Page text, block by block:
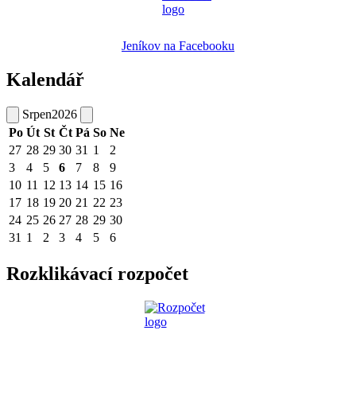
Jeníkov na Facebooku
Kalendář
Srpen2026
Po Út St Čt Pá So Ne
27 28 29 30 31 1
2
3
4 5 6 7 8
9
10 11 12 13 14 15 16
17 18 19 20 21 22 23
24 25 26 27 28 29 30
31 1 2 3 4 5 6
Rozklikávací rozpočet